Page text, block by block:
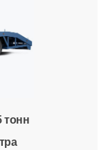
тонн